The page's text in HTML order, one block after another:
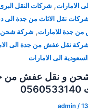
الامارات, شركات النقل
نقل الاثاث من جدة الى
جدة للامارات, شركة شحن
نقل عفش من جدة الى
الى الامارات
و نقل عفش من
admin /